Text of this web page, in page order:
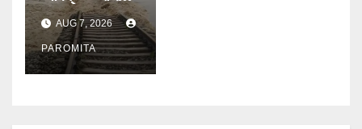
অসমৰ ৰে’ল
যোগাযোগ;
সুৰক্ষাৰ বাবে
প্ৰথমে কেৱল
AUG 7, 2026
PAROMITA